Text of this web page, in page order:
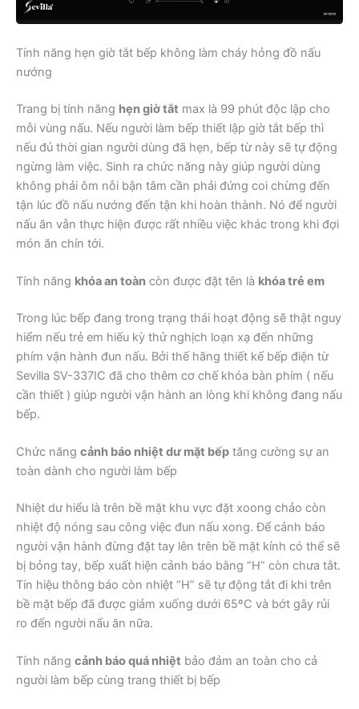
Tính năng hẹn giờ tắt bếp không làm cháy hỏng đồ nấu
nướng
Trang bị tính năng hẹn giờ tắt max là 99 phút độc lập cho
mỗi vùng nấu. Nếu người làm bếp thiết lập giờ tắt bếp thì
nếu đủ thời gian người dùng đã hẹn, bếp từ này sẽ tự động
ngừng làm việc. Sinh ra chức năng này giúp người dùng
không phải ôm nỗi bận tâm cần phải đứng coi chừng đến
tận lúc đồ nấu nướng đến tận khi hoàn thành. Nó để người
nấu ăn vẫn thực hiện được rất nhiều việc khác trong khi đợi
món ăn chín tới.
Tính năng khóa an toàn còn được đặt tên là khóa trẻ em
Trong lúc bếp đang trong trạng thái hoạt động sẽ thật nguy
hiểm nếu trẻ em hiếu kỳ thử nghịch loạn xạ đến những
phím vận hành đun nấu. Bởi thế hãng thiết kế bếp điện từ
Sevilla SV-337IC đã cho thêm cơ chế khóa bàn phím ( nếu
cần thiết ) giúp người vận hành an lòng khi không đang nấu
bếp.
Chức năng cảnh báo nhiệt dư mặt bếp tăng cường sự an
toàn dành cho người làm bếp
Nhiệt dư hiểu là trên bề mặt khu vực đặt xoong chảo còn
nhiệt độ nóng sau công việc đun nấu xong. Để cảnh báo
người vận hành đừng đặt tay lên trên bề mặt kính có thể sẽ
bị bỏng tay, bếp xuất hiện cảnh báo bằng “H” còn chưa tắt.
Tín hiệu thông báo còn nhiệt “H” sẽ tự động tắt đi khi trên
bề mặt bếp đã được giảm xuống dưới 65ºC và bớt gây rủi
ro đến người nấu ăn nữa.
Tính năng cảnh báo quá nhiệt bảo đảm an toàn cho cả
người làm bếp cùng trang thiết bị bếp